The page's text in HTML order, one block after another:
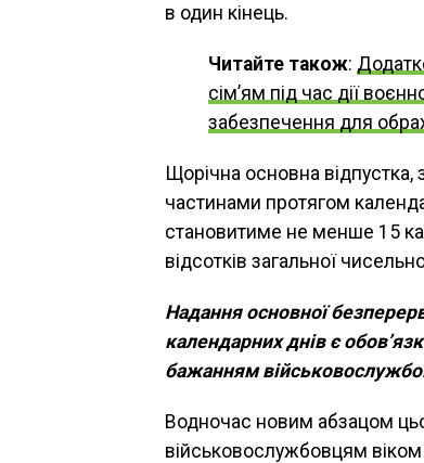
в один кінець.
Читайте також:
сім’ям під час дії
забезпечення для
Щорічна основна відпустка,
частинами протягом
становитиме не менше 15
відсотків загальної
Надання основної
календарних днів є
бажанням
Водночас новим абзацом
військовослужбовцям віком